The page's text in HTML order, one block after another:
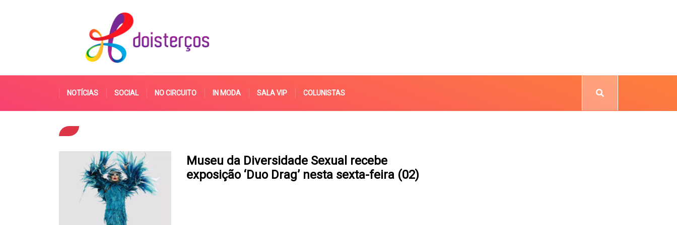
NOTÍCIAS SOCIAL NO CIRCUITO IN MODA SALA VIP COLUNISTAS
Museu da Diversidade Sexual recebe
exposição ‘Duo Drag’ nesta sexta-feira (02)